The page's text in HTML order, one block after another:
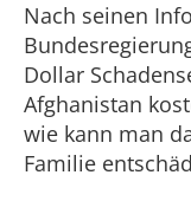
Nach seinen
Dollar
Afghanistan
wie kann man
Familie